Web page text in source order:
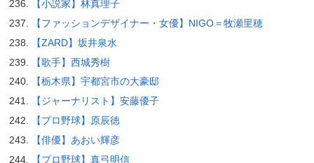
【小説家】林真理子
【ファッションデザイナー・女優】NIGO＝牧瀬里穂
【ZARD】坂井泉水
【歌手】西城秀樹
【栃木県】宇都宮市の大豪邸
【ジャーナリスト】安藤優子
【プロ野球】原辰徳
【俳優】あおい輝彦
【プロ野球】真弓明信